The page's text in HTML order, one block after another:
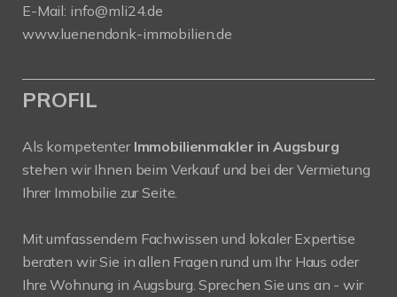
E-Mail: info@mli24.de
www.luenendonk-immobilien.de
PROFIL
Als kompetenter Immobilienmakler in Augsburg
stehen wir Ihnen beim Verkauf und bei der Vermietung
Ihrer Immobilie zur Seite.
Mit umfassendem Fachwissen und lokaler Expertise
beraten wir Sie in allen Fragen rund um Ihr Haus oder
Ihre Wohnung in Augsburg. Sprechen Sie uns an - wir